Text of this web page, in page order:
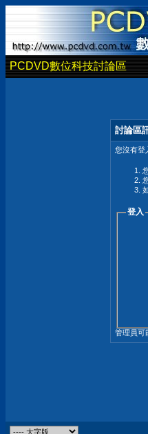
PCDVD數位科技討論區
討論區
您沒有登
登入
管理員可